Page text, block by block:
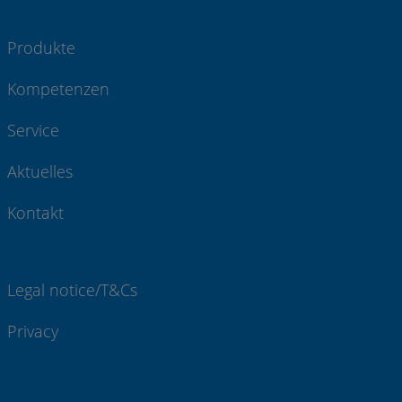
Produkte
Kompetenzen
Service
Aktuelles
Kontakt
Legal notice/T&Cs
Privacy